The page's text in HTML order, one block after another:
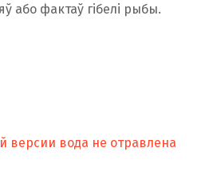
або фактаў гібелі рыбы.
версии вода не отравлена